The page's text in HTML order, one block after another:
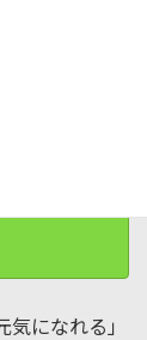
になれる」